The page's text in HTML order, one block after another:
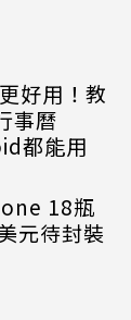
好用！教
事曆
都能用
18瓶
元待封裝